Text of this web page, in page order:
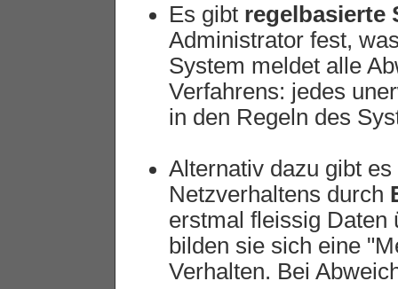
Es gibt regelbasierte
Administrator fest,
System meldet alle
Verfahrens: jedes
in den Regeln des
Alternativ dazu gibt
Netzverhaltens durch
erstmal fleissig Daten
bilden sie sich eine
Verhalten. Bei